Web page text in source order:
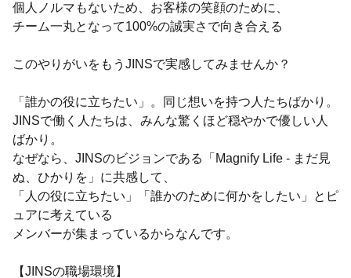
個人ノルマもないため、お客様の笑顔のために、
チーム一丸となって100%の誠実さで向き合える
このやりがいをもうJINSで実感してみませんか？
「誰かの役に立ちたい」。同じ想いを持つ人たちばかり。
JINSで働く人たちは、みんな驚くほど穏やかで優しい人
ばかり。
なぜなら、JINSのビジョンである「Magnify Life - まだ見
ぬ、ひかりを」に共感して、
「人の役に立ちたい」「誰かのために何かをしたい」とピ
ュアに考えている
メンバーが集まっているからなんです。
【JINSの職場環境】